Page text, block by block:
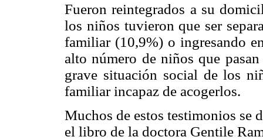
Fueron reintegrados a su
los niños tuvieron que ser
familiar (10,9%) o ingresando
alto número de niños que
grave situación social de los
familiar incapaz de acogerlos.
Muchos de estos testimonios se
el libro de la doctora Gentile